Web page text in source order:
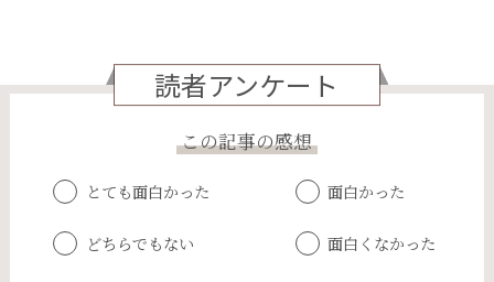
読者アンケート
この記事の感想
とても面白かった 面白かった
どちらでもない 面白くなかった